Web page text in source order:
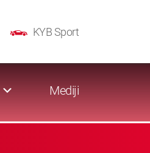
KYB Sport
Mediji